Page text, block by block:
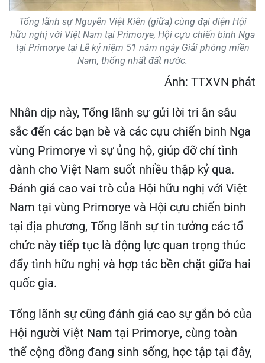
Tổng lãnh sự Nguyễn Việt Kiên (giữa) cùng đại diện Hội
hữu nghị với Việt Nam tại Primorye, Hội cựu chiến binh Nga
tại Primorye tại Lễ kỷ niệm 51 năm ngày Giải phóng miền
Nam, thống nhất đất nước.
Ảnh: TTXVN phát
Nhân dịp này, Tổng lãnh sự gửi lời tri ân sâu
sắc đến các bạn bè và các cựu chiến binh Nga
vùng Primorye vì sự ủng hộ, giúp đỡ chí tình
dành cho Việt Nam suốt nhiều thập kỷ qua.
Đánh giá cao vai trò của Hội hữu nghị với Việt
Nam tại vùng Primorye và Hội cựu chiến binh
tại địa phương, Tổng lãnh sự tin tưởng các tổ
chức này tiếp tục là động lực quan trọng thúc
đẩy tình hữu nghị và hợp tác bền chặt giữa hai
quốc gia.
Tổng lãnh sự cũng đánh giá cao sự gắn bó của
Hội người Việt Nam tại Primorye, cùng toàn
thể cộng đồng đang sinh sống, học tập tại đây,